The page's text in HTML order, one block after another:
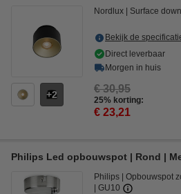
2
Nordlux Surface
Bekijk de
Direct leverbaar
Morgen in huis
€ 30,95
25% korting:
€ 23,21
Philips Led opbouwspot | Rond |
Philips Opbouwspot
GU10